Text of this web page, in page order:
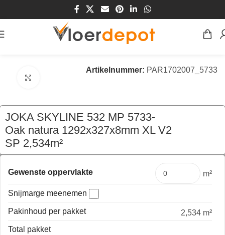
/Vloeren/Laminaat Vloeren
Artikelnummer: PAR1702007_5733
JOKA SKYLINE 532 MP 5733-
Oak natura 1292x327x8mm XL V2
SP 2,534m²
€44,46 per pak
Gewenste oppervlakte m²
Snijmarge meenemen
Pakinhoud per pakket
2,534 m²
Total pakket